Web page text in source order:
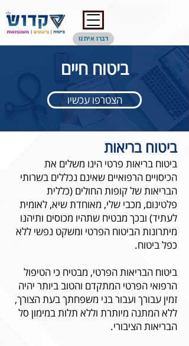
דברו איתנו
ביטוח חיים
הצטרפו עכשיו
ביטוח בריאות
ביטוח בריאות פרטי הינו משלים את
הכיסויים הרפואיים שאינם נכללים בשרותי
הבריאות של קופות החולים (כללית
פלטינום, מכבי שלי, מאוחדת שיא, לאומית
לעתיד) ובכך מבטיח שתהיו מכוסים ותיהנו
מיתרונות הביטוח הפרטי ומשקט נפשי ללא
כפל ביטוח.
ביטוח הבריאות הפרטי, מבטיח כי הטיפול
הרפואי הפרטי המתקדם והטוב ביותר יהיה
זמין עבורך ועבור בני משפחתך בעת הצורך,
ללא המתנה מיותרת וללא תלות במימון סל
הבריאות הציבורי.